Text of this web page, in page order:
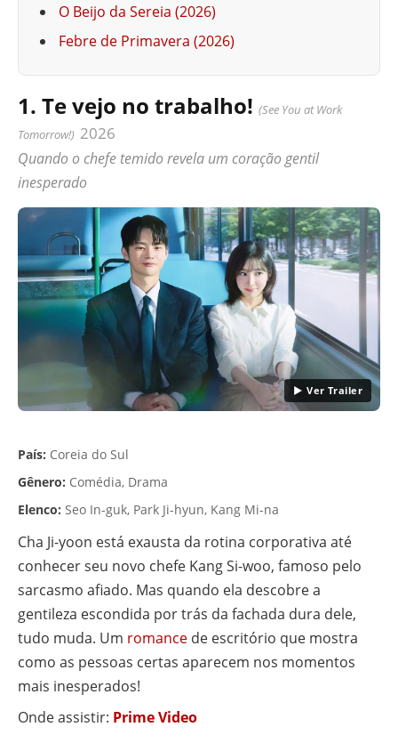
O Beijo da Sereia (2026)
Febre de Primavera (2026)
1. Te vejo no trabalho! (See You at Work
Tomorrow!) 2026
Quando o chefe temido revela um coração gentil
inesperado
▶ Ver Trailer
País: Coreia do Sul
Gênero: Comédia, Drama
Elenco: Seo In-guk, Park Ji-hyun, Kang Mi-na
Cha Ji-yoon está exausta da rotina corporativa até
conhecer seu novo chefe Kang Si-woo, famoso pelo
sarcasmo afiado. Mas quando ela descobre a
gentileza escondida por trás da fachada dura dele,
tudo muda. Um romance de escritório que mostra
como as pessoas certas aparecem nos momentos
mais inesperados!
Onde assistir: Prime Video